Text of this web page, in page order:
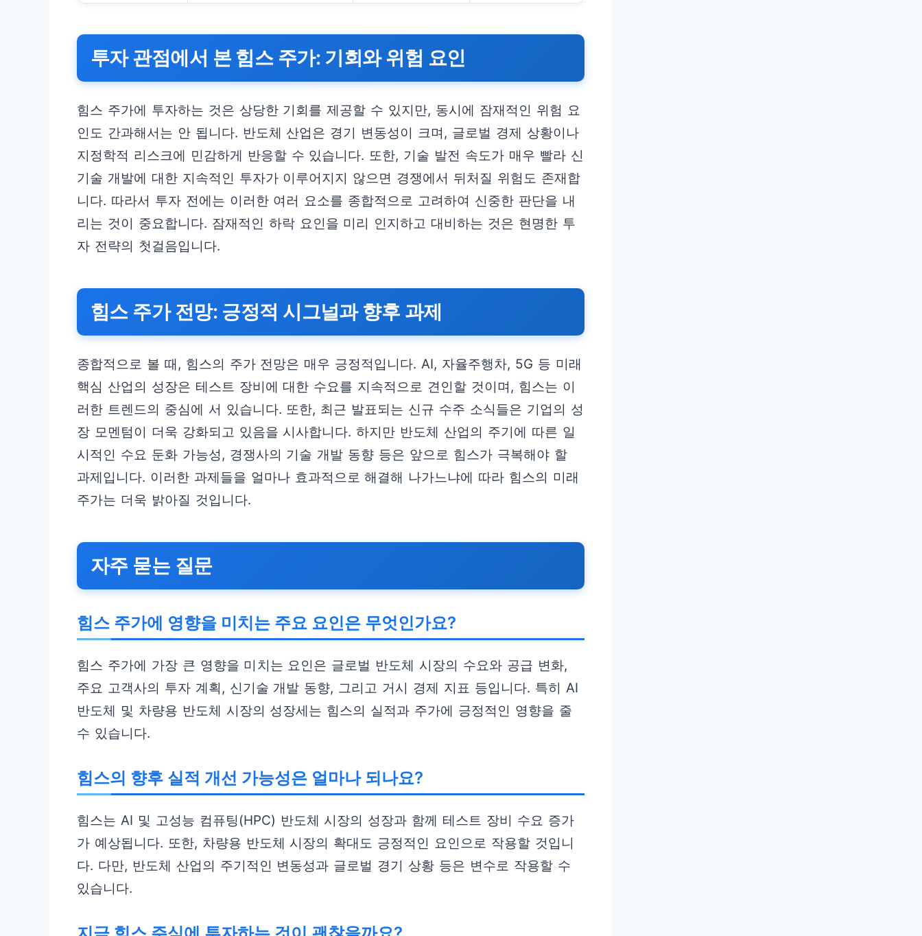
투자 관점에서 본 힘스 주가: 기회와 위험 요인
힘스 주가에 투자하는 것은 상당한 기회를 제공할 수 있지만, 동시에 잠재적인 위험 요
인도 간과해서는 안 됩니다. 반도체 산업은 경기 변동성이 크며, 글로벌 경제 상황이나
지정학적 리스크에 민감하게 반응할 수 있습니다. 또한, 기술 발전 속도가 매우 빨라 신
기술 개발에 대한 지속적인 투자가 이루어지지 않으면 경쟁에서 뒤처질 위험도 존재합
니다. 따라서 투자 전에는 이러한 여러 요소를 종합적으로 고려하여 신중한 판단을 내
리는 것이 중요합니다. 잠재적인 하락 요인을 미리 인지하고 대비하는 것은 현명한 투
자 전략의 첫걸음입니다.
힘스 주가 전망: 긍정적 시그널과 향후 과제
종합적으로 볼 때, 힘스의 주가 전망은 매우 긍정적입니다. AI, 자율주행차, 5G 등 미래
핵심 산업의 성장은 테스트 장비에 대한 수요를 지속적으로 견인할 것이며, 힘스는 이
러한 트렌드의 중심에 서 있습니다. 또한, 최근 발표되는 신규 수주 소식들은 기업의 성
장 모멘텀이 더욱 강화되고 있음을 시사합니다. 하지만 반도체 산업의 주기에 따른 일
시적인 수요 둔화 가능성, 경쟁사의 기술 개발 동향 등은 앞으로 힘스가 극복해야 할
과제입니다. 이러한 과제들을 얼마나 효과적으로 해결해 나가느냐에 따라 힘스의 미래
주가는 더욱 밝아질 것입니다.
자주 묻는 질문
힘스 주가에 영향을 미치는 주요 요인은 무엇인가요?
힘스 주가에 가장 큰 영향을 미치는 요인은 글로벌 반도체 시장의 수요와 공급 변화,
주요 고객사의 투자 계획, 신기술 개발 동향, 그리고 거시 경제 지표 등입니다. 특히 AI
반도체 및 차량용 반도체 시장의 성장세는 힘스의 실적과 주가에 긍정적인 영향을 줄
수 있습니다.
힘스의 향후 실적 개선 가능성은 얼마나 되나요?
힘스는 AI 및 고성능 컴퓨팅(HPC) 반도체 시장의 성장과 함께 테스트 장비 수요 증가
가 예상됩니다. 또한, 차량용 반도체 시장의 확대도 긍정적인 요인으로 작용할 것입니
다. 다만, 반도체 산업의 주기적인 변동성과 글로벌 경기 상황 등은 변수로 작용할 수
있습니다.